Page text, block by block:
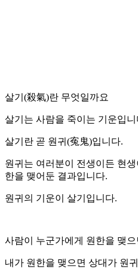
살기(殺氣)란 무엇일까요
살기는 사람을 죽이는 기운입니
살기란 곧 원귀(寃鬼)입니다.
원귀는 여러분이 전생이든 현
한을 맺어둔 결과입니다.
원귀의 기운이 살기입니다.
사람이 누군가에게 원한을 맺
내가 원한을 맺으면 상대가 원